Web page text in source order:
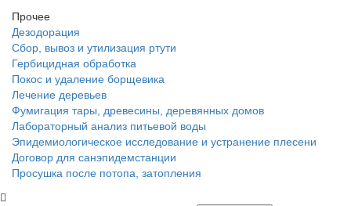
Прочее
Дезодорация
Сбор, вывоз и утилизация ртути
Гербицидная обработка
Покос и удаление борщевика
Лечение деревьев
Фумигация тары, древесины, деревянных домов
Лабораторный анализ питьевой воды
Эпидемиологическое исследование и устранение плесени
Договор для санэпидемстанции
Просушка после потопа, затопления